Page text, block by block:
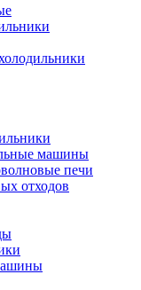
машины
печи
отходов